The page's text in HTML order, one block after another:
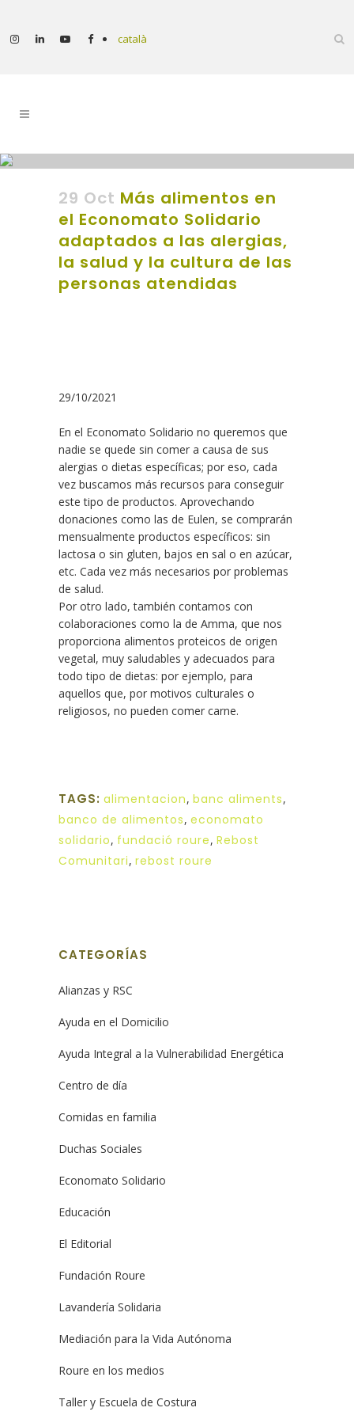
català
29 Oct Más alimentos en
el Economato Solidario
adaptados a las alergias,
la salud y la cultura de las
personas atendidas
29/10/2021
En el Economato Solidario no queremos que
nadie se quede sin comer a causa de sus
alergias o dietas específicas; por eso, cada
vez buscamos más recursos para conseguir
este tipo de productos. Aprovechando
donaciones como las de Eulen, se comprarán
mensualmente productos específicos: sin
lactosa o sin gluten, bajos en sal o en azúcar,
etc. Cada vez más necesarios por problemas
de salud.
Por otro lado, también contamos con
colaboraciones como la de Amma, que nos
proporciona alimentos proteicos de origen
vegetal, muy saludables y adecuados para
todo tipo de dietas: por ejemplo, para
aquellos que, por motivos culturales o
religiosos, no pueden comer carne.
TAGS: alimentacion, banc aliments,
banco de alimentos, economato
solidario, fundació roure, Rebost
Comunitari, rebost roure
CATEGORÍAS
Alianzas y RSC
Ayuda en el Domicilio
Ayuda Integral a la Vulnerabilidad Energética
Centro de día
Comidas en familia
Duchas Sociales
Economato Solidario
Educación
El Editorial
Fundación Roure
Lavandería Solidaria
Mediación para la Vida Autónoma
Roure en los medios
Taller y Escuela de Costura